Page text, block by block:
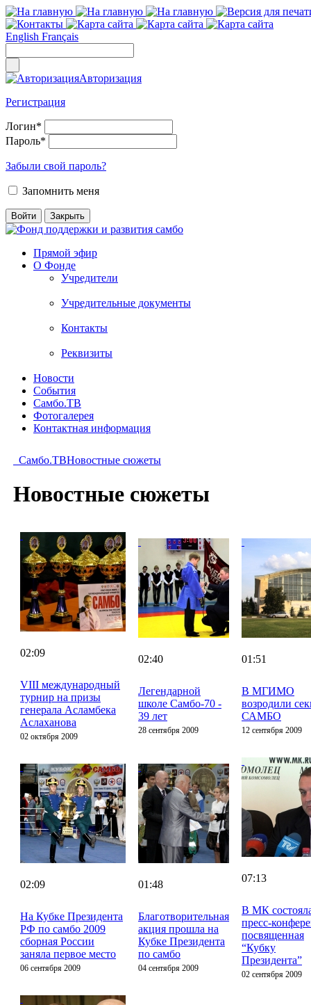
English Français
Авторизация
Регистрация
Логин*
Пароль*
Забыли свой пароль?
Запомнить меня
Прямой эфир
О Фонде
Учредители
Учредительные документы
Контакты
Реквизиты
Новости
События
Самбо.ТВ
Фотогалерея
Контактная информация
Самбо.ТВНовостные сюжеты
Новостные сюжеты
02:09
VIII международный
турнир на призы
генерала Асламбека
Аслаханова
02 октября 2009
02:40
Легендарной
школе Самбо-70 -
39 лет
28 сентября 2009
01:51
В МГИМО
возродили
САМБО
12 сентября 2009
02:09
На Кубке Президента
РФ по самбо 2009
сборная России
заняла первое место
06 сентября 2009
01:48
Благотворительная
акция прошла на
Кубке Президента
по самбо
04 сентября 2009
07:13
В МК
пресс-
посвященная
“Кубку
Президента”
02 сентября 2009